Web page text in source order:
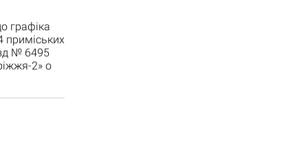
графіка
приміських
№ 6495
2» о